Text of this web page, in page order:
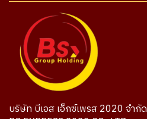
บริษัท บีเอส เอ็กซ์เพรส 2020 จำกัด